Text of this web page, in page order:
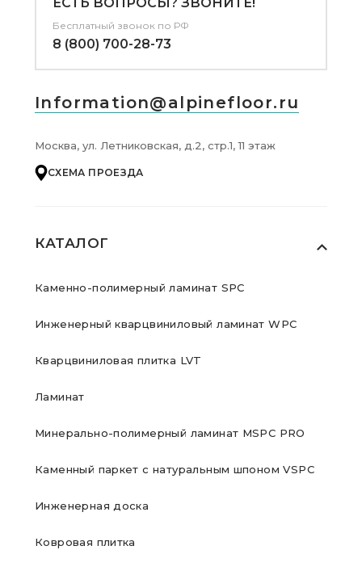
КАТАЛОГ
Каменно-полимерный ламинат SPC
Инженерный кварцвиниловый ламинат WPC
Кварцвиниловая плитка LVT
Ламинат
Минерально-полимерный ламинат MSPC PRO
Каменный паркет с натуральным шпоном VSPC
Инженерная доска
Ковровая плитка
Бесплатный звонок по РФ
8 (800) 700-28-73
Information@alpinefloor.ru
Москва, ул. Летниковская, д.2, стр.1, 11 этаж
СХЕМА ПРОЕЗДА